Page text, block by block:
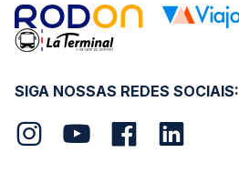
SIGA NOSSAS REDES SOCIAIS: